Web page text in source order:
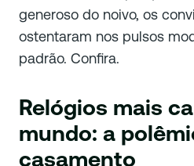
generoso do noivo, os
ostentaram nos pulsos
padrão. Confira.
Relógios mais
mundo: a
casamento